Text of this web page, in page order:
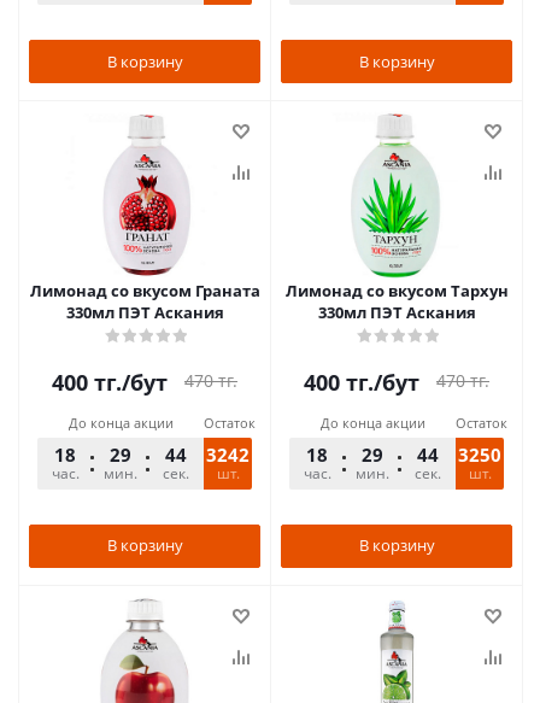
В корзину В корзину
Лимонад со вкусом Граната
330мл ПЭТ Аскания
400 тг./бут 470тг.
До конца акции
18
час.
29
мин.
44
сек.
Остаток
3242
шт.
В корзину
Лимонад со вкусом Тархун
330мл ПЭТ Аскания
400 тг./бут 470тг.
До конца акции
18
час.
29
мин.
44
сек.
Остаток
3250
шт.
В корзину